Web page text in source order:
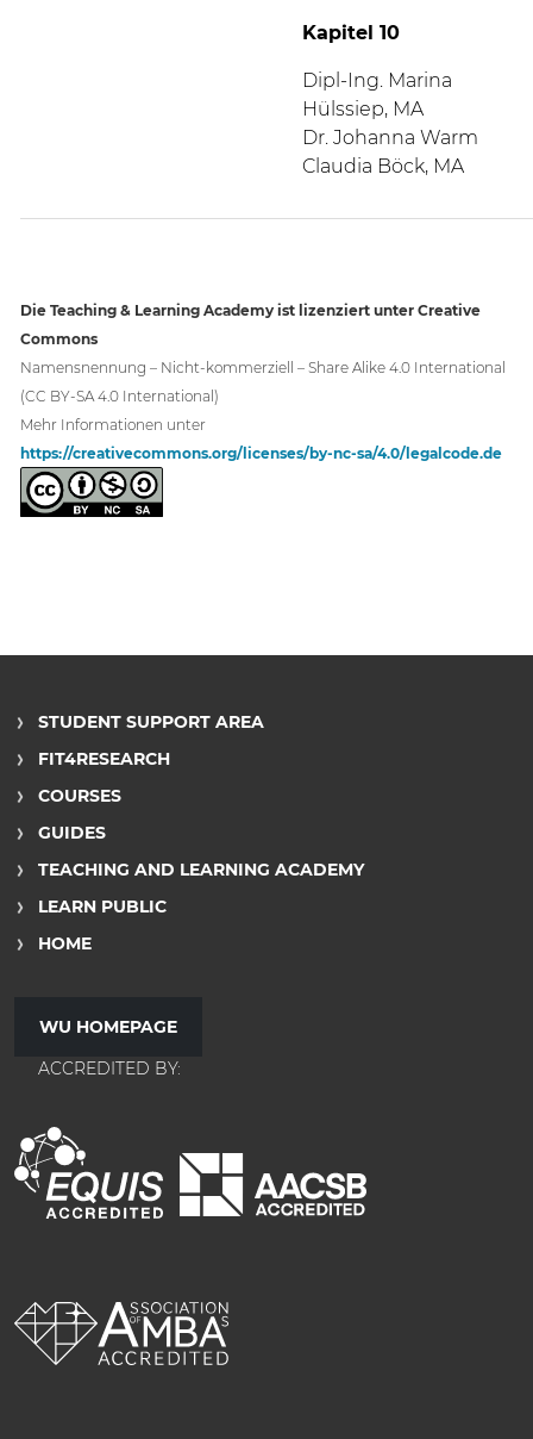
Kapitel 10
Dipl-Ing. Marina
Hülssiep, MA
Dr. Johanna Warm
Claudia Böck, MA
Die Teaching & Learning Academy ist lizenziert unter Creative
Commons
Namensnennung – Nicht-kommerziell – Share Alike 4.0 International
(CC BY-SA 4.0 International)
Mehr Informationen unter
https://creativecommons.org/licenses/by-nc-sa/4.0/legalcode.de
STUDENT SUPPORT AREA
FIT4RESEARCH
COURSES
GUIDES
TEACHING AND LEARNING ACADEMY
LEARN PUBLIC
HOME
WU HOMEPAGE
ACCREDITED BY: